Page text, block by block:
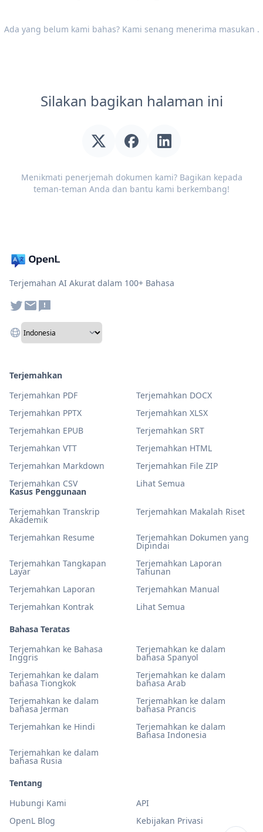
Ada yang belum kami bahas? Kami senang menerima masukan .
Silakan bagikan halaman ini
Menikmati penerjemah dokumen kami? Bagikan kepada
teman-teman Anda dan bantu kami berkembang!
Terjemahan AI Akurat dalam 100+ Bahasa
Kasus Penggunaan
Terjemahkan Transkrip
Akademik
Terjemahkan Makalah Riset
Terjemahkan Resume Terjemahkan Dokumen yang
Dipindai
Terjemahkan Tangkapan
Layar
Terjemahkan Laporan
Tahunan
Terjemahkan Laporan
Terjemahkan Manual
Terjemahkan Kontrak
Lihat Semua
Bahasa Teratas
Terjemahkan ke Bahasa
Inggris
Terjemahkan ke dalam
bahasa Spanyol
Terjemahkan ke dalam
bahasa Tiongkok
Terjemahkan ke dalam
bahasa Arab
Terjemahkan ke dalam
bahasa Jerman
Terjemahkan ke dalam
bahasa Prancis
Terjemahkan ke Hindi
Terjemahkan ke dalam
Bahasa Indonesia
Terjemahkan ke dalam
bahasa Rusia
Terjemahkan
Terjemahkan PDF
Terjemahkan DOCX
Terjemahkan PPTX
Terjemahkan XLSX
Terjemahkan EPUB
Terjemahkan SRT
Terjemahkan VTT
Terjemahkan HTML
Terjemahkan Markdown
Terjemahkan File ZIP
Terjemahkan CSV
Lihat Semua
Tentang
Hubungi Kami
API
OpenL Blog
Kebijakan Privasi